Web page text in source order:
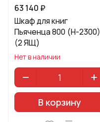
63 140 ₽
Шкаф для книг
Пьяченца 800 (H-2300)
(2 ЯЩ)
Нет в наличии
В корзину